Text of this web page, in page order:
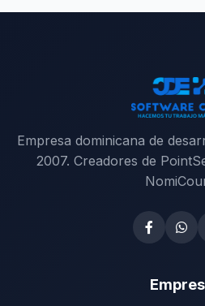
Empresa dominicana de
2007. Creadores de